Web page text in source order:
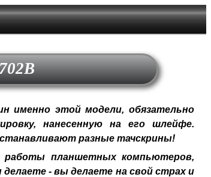
именно этой модели, обязательно
нанесенную на его шлейфе.
разные тачскрины!
планшетных компьютеров,
- вы делаете на свой страх и